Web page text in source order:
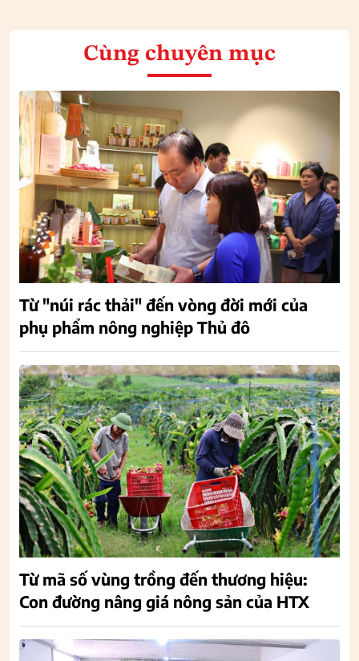
Cùng chuyên mục
Từ "núi rác thải" đến vòng đời mới của
phụ phẩm nông nghiệp Thủ đô
Từ mã số vùng trồng đến thương hiệu:
Con đường nâng giá nông sản của HTX